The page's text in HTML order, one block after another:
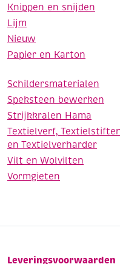
Knippen en snijden
Lijm
Nieuw
Papier en Karton
Schildersmaterialen
Speksteen bewerken
Strijkkralen Hama
Textielverf,
en Textielverharder
Vilt en Wolvilten
Vormgieten
Leveringsvoorwaarden